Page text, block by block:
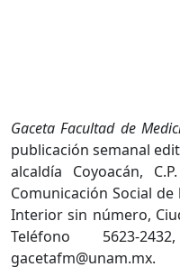
Gaceta Facultad de
publicación semanal
alcaldía Coyoacán,
Comunicación Social
Interior sin número,
Teléfono 5623-
gacetafm@unam.mx.